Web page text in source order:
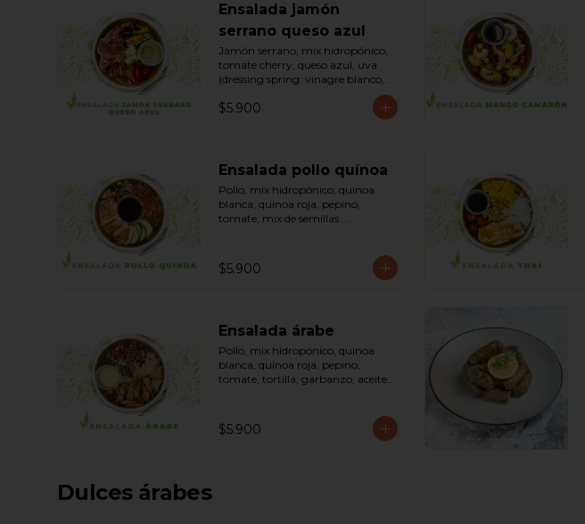
Ensalada jamón
serrano queso azul
Jamón serrano, mix hidropónico,
tomate cherry, queso azul, uva
(dressing spring: vinagre blanco,
$5.900
Ensalada pollo quínoa
Pollo, mix hidropónico, quinoa
blanca, quinoa roja, pepino,
tomate, mix de semillas
salsa de soya, ketchup, azúcar
dressing spring mostaza (salsa de
$5.900
Ensalada árabe
Pollo, mix hidropónico, quinoa
blanca, quinoa roja, pepino,
tomate, tortilla, garbanzo, aceite
pimienta negra y sal). Bowl.
$5.900
Dulces árabes